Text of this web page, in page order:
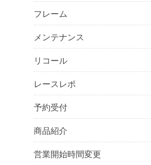
フレーム
メンテナンス
リコール
レースレポ
予約受付
商品紹介
営業開始時間変更